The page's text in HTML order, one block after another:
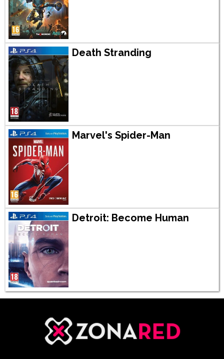
Death Stranding
Marvel's Spider-Man
Detroit: Become Human